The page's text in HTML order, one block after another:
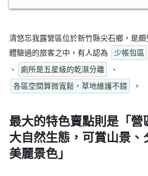
清悠忘我露營區位於新竹縣尖石鄉，是
體驗過的旅客之中，有人認為
少帳包區
、
廁所是五星級的乾濕分離
、
各區空間算微寬鬆，草地維護不錯
。
最大的特色賣點則是「營
大自然生態，可賞山景、
美麗景色」